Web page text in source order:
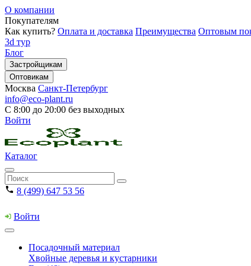
О компании
Покупателям
Как купить? Оплата и доставка Преимущества Оптовым
3d тур
Блог
Застройщикам
Оптовикам
Москва Санкт-Петербург
info@eco-plant.ru
С 8:00 до 20:00 без выходных
Войти
Каталог
8 (499) 647 53 56
Войти
Посадочный материал
Хвойные деревья и кустарники